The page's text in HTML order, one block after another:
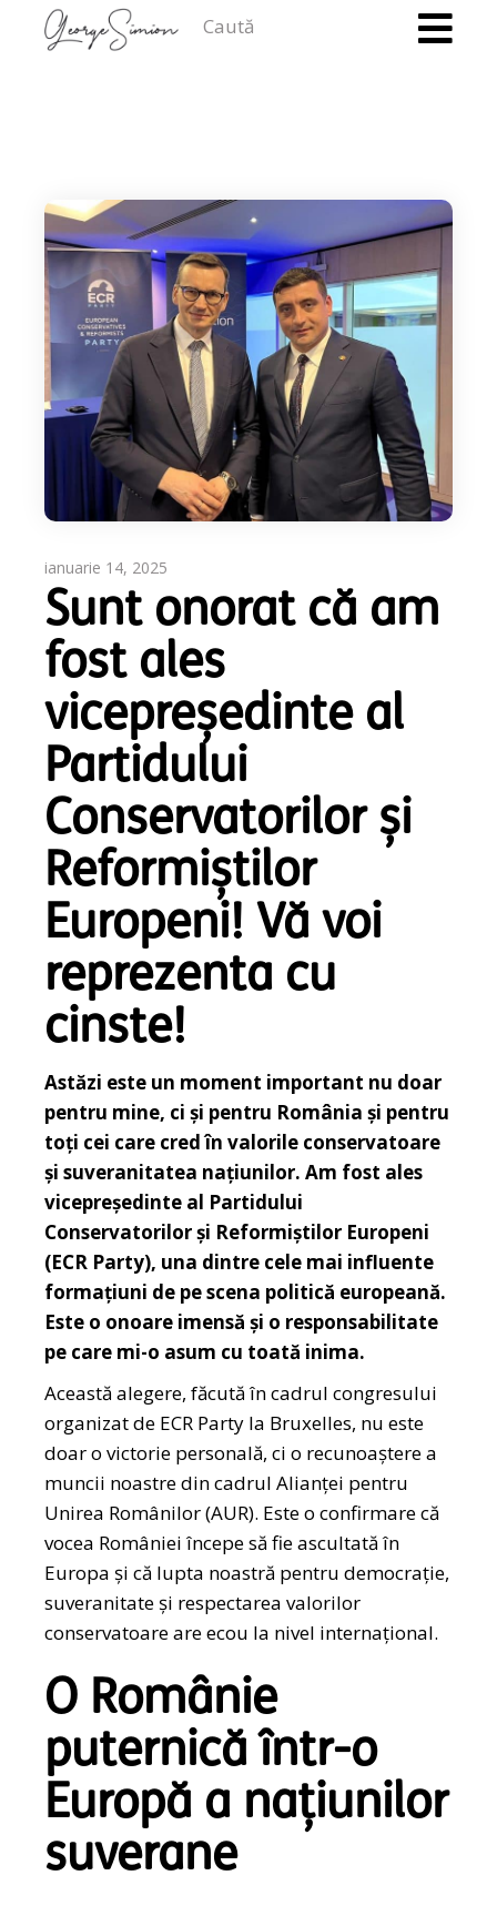
ianuarie 14, 2025
Sunt onorat că am
fost ales
vicepreședinte al
Partidului
Conservatorilor și
Reformiștilor
Europeni! Vă voi
reprezenta cu
cinste!
Astăzi este un moment important nu doar
pentru mine, ci și pentru România și pentru
toți cei care cred în valorile conservatoare
și suveranitatea națiunilor. Am fost ales
vicepreședinte al Partidului
Conservatorilor și Reformiștilor Europeni
(ECR Party), una dintre cele mai influente
formațiuni de pe scena politică europeană.
Este o onoare imensă și o responsabilitate
pe care mi-o asum cu toată inima.
Această alegere, făcută în cadrul congresului
organizat de ECR Party la Bruxelles, nu este
doar o victorie personală, ci o recunoaștere a
muncii noastre din cadrul Alianței pentru
Unirea Românilor (AUR). Este o confirmare că
vocea României începe să fie ascultată în
Europa și că lupta noastră pentru democrație,
suveranitate și respectarea valorilor
conservatoare are ecou la nivel internațional.
O Românie
puternică într-o
Europă a națiunilor
suverane